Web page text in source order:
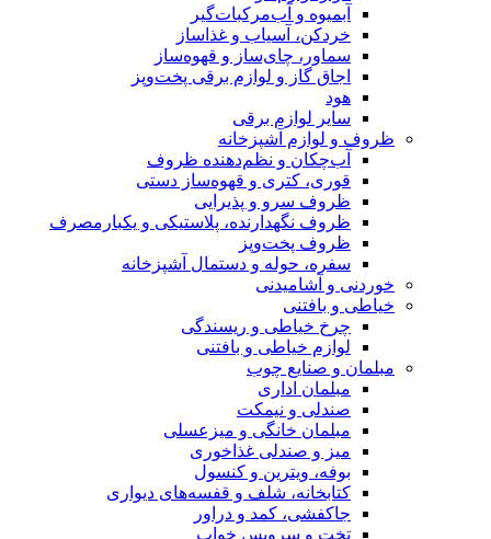
آبمیوه و آب‌مرکبات‌گیر
خردکن، آسیاب و غذاساز
سماور، چای‌ساز و قهوه‌ساز
اجاق گاز و لوازم برقی پخت‌وپز
هود
سایر لوازم برقی
ظروف و لوازم آشپزخانه
آب‌چکان و نظم‌دهنده ظروف
قوری، کتری و قهوه‌ساز دستی
ظروف سرو و پذیرایی
ظروف نگهدارنده، پلاستیکی و یکبارمصرف
ظروف پخت‌وپز
سفره، حوله و دستمال آشپزخانه
خوردنی و آشامیدنی
خیاطی و بافتنی
چرخ خیاطی و ریسندگی
لوازم خیاطی و بافتنی
مبلمان و صنایع چوب
مبلمان اداری
صندلی و نیمکت
مبلمان خانگی و میزعسلی
میز و صندلی غذاخوری
بوفه، ویترین و کنسول
کتابخانه، شلف و قفسه‌های دیواری
جاکفشی، کمد و دراور
تخت و سرویس خواب